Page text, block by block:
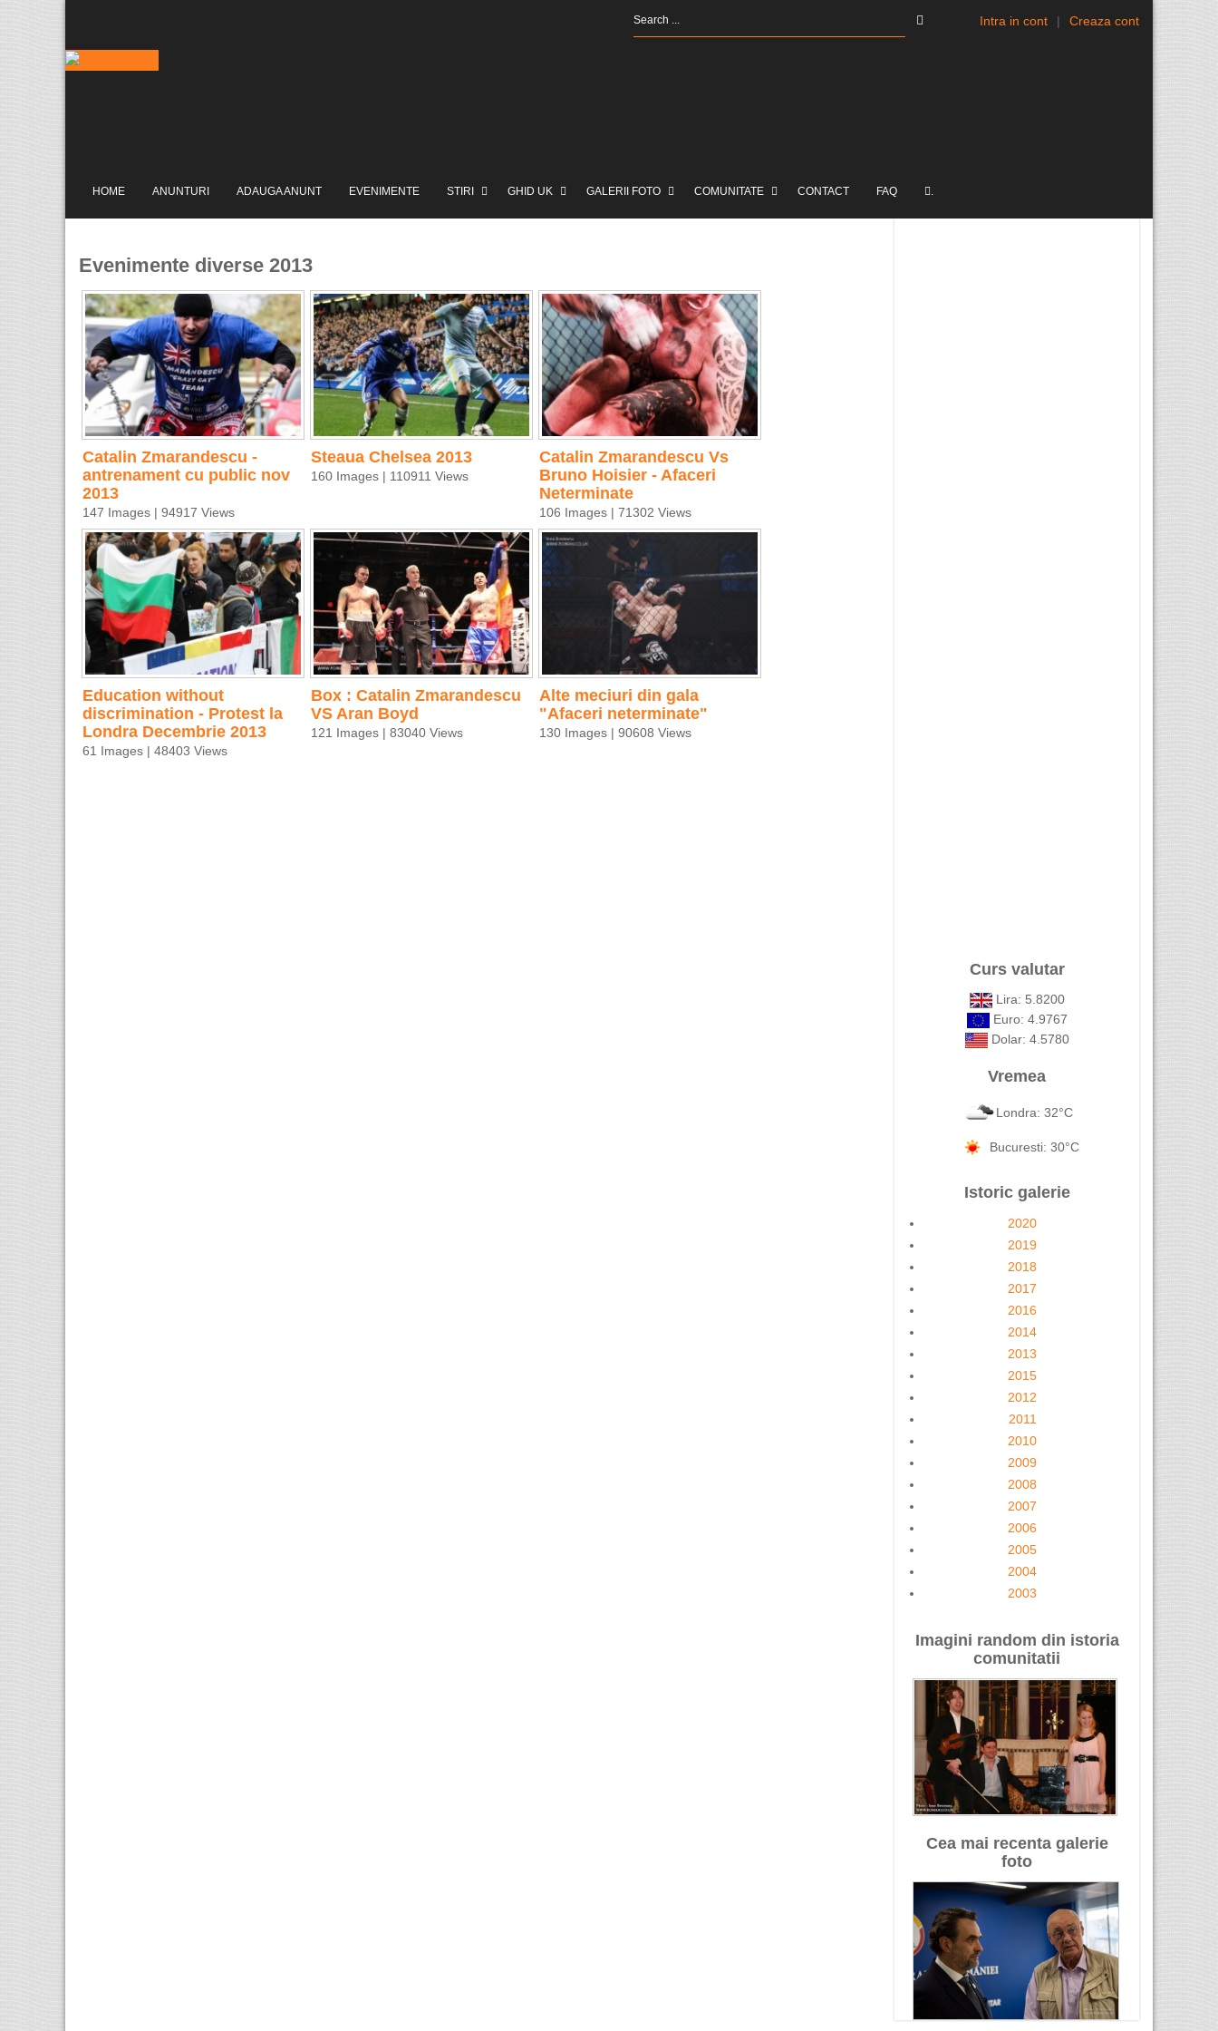
Intra in cont | Creaza cont
HOME ANUNTURI ADAUGA ANUNT EVENIMENTE STIRI GHID UK GALERII FOTO COMUNITATE CONTACT FAQ .
Evenimente diverse 2013
Catalin Zmarandescu -
antrenament cu public nov
2013
147 Images | 94917 Views
Steaua Chelsea 2013
160 Images | 110911 Views
Catalin Zmarandescu Vs
Bruno Hoisier - Afaceri
Neterminate
106 Images | 71302 Views
Education without
discrimination - Protest la
Londra Decembrie 2013
61 Images | 48403 Views
Box : Catalin Zmarandescu
VS Aran Boyd
121 Images | 83040 Views
Alte meciuri din gala
"Afaceri neterminate"
130 Images | 90608 Views
Curs valutar
Lira: 5.8200
Euro: 4.9767
Dolar: 4.5780
Vremea
Londra: 32°C
Bucuresti: 30°C
Istoric galerie
2020
2019
2018
2017
2016
2014
2013
2015
2012
2011
2010
2009
2008
2007
2006
2005
2004
2003
Imagini random din istoria
comunitatii
Cea mai recenta galerie
foto